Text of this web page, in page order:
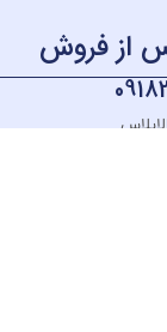
از فروش